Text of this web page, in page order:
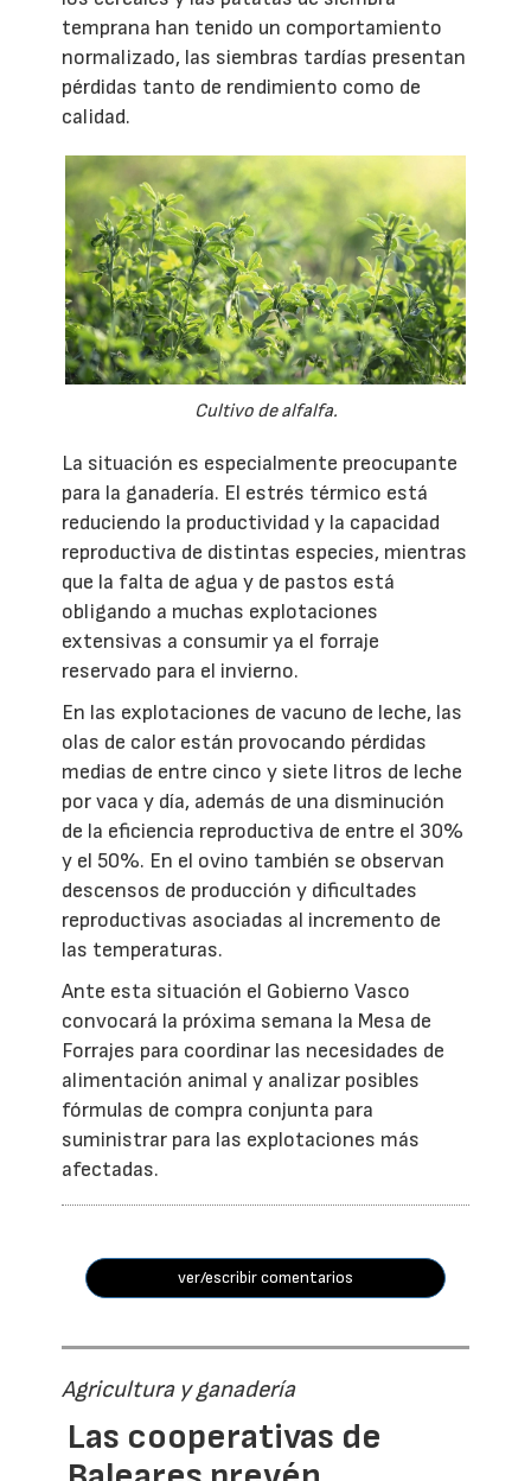
temprana han tenido un comportamiento
normalizado, las siembras tardías presentan
pérdidas tanto de rendimiento como de
calidad.
Cultivo de alfalfa.
La situación es especialmente preocupante
para la ganadería. El estrés térmico está
reduciendo la productividad y la capacidad
reproductiva de distintas especies, mientras
que la falta de agua y de pastos está
obligando a muchas explotaciones
extensivas a consumir ya el forraje
reservado para el invierno.
En las explotaciones de vacuno de leche, las
olas de calor están provocando pérdidas
medias de entre cinco y siete litros de leche
por vaca y día, además de una disminución
de la eficiencia reproductiva de entre el 30%
y el 50%. En el ovino también se observan
descensos de producción y dificultades
reproductivas asociadas al incremento de
las temperaturas.
Ante esta situación el Gobierno Vasco
convocará la próxima semana la Mesa de
Forrajes para coordinar las necesidades de
alimentación animal y analizar posibles
fórmulas de compra conjunta para
suministrar para las explotaciones más
afectadas.
ver/escribir comentarios
Agricultura y ganadería
Las cooperativas de